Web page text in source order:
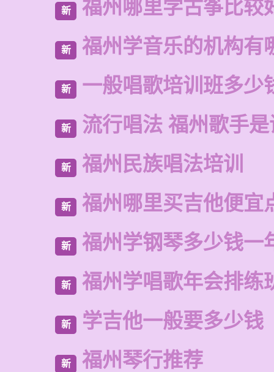
新 福州哪里学古筝比较
新 福州学音乐的机构有
新 一般唱歌培训班多少
新 流行唱法 福州歌手是
新 福州民族唱法培训
新 福州哪里买吉他便宜
新 福州学钢琴多少钱一
新 福州学唱歌年会排练
新 学吉他一般要多少钱
新 福州琴行推荐